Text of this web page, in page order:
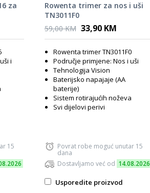
za
i
15
Rowenta trimer za nos i uši
TN3011F0
59,00 KM 33,90 KM
Rowenta trimer TN3011F0
Područje primjene: Nos i uši
Tehnologija Vision
Baterijsko napajaje (AA
baterije)
Sistem rotirajućih noževa
Svi dijelovi perivi
Povrat robe moguć unutar 15
dana
Dostavljamo već od 14.08.2026
Usporedite proizvod